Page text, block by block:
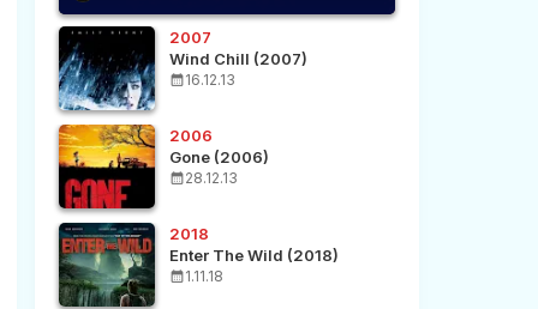
2007
Wind Chill (2007)
16.12.13
2006
Gone (2006)
28.12.13
2018
Enter The Wild (2018)
1.11.18